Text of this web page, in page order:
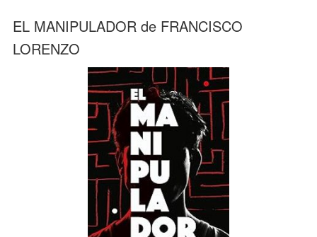
EL MANIPULADOR de FRANCISCO
LORENZO